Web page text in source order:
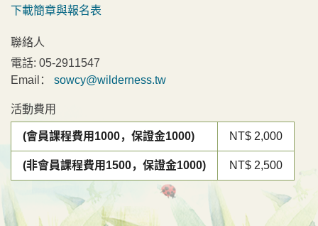
下載簡章與報名表
聯絡人
電話: 05-2911547
Email： sowcy@wilderness.tw
活動費用
(會員課程費用1000，保證金1000) NT$ 2,000
(非會員課程費用1500，保證金1000) NT$ 2,500